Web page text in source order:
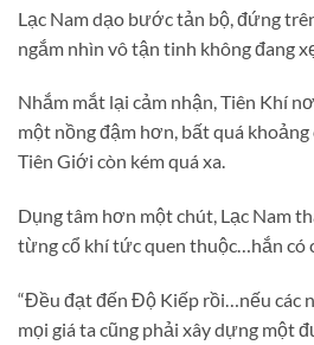
Lạc Nam dạo bước tản bộ, đứng
ngắm nhìn vô tận tinh không đang
Nhắm mắt lại cảm nhận, Tiên Khí
một nồng đậm hơn, bất quá
Tiên Giới còn kém quá xa.
Dụng tâm hơn một chút, Lạc Nam
từng cổ khí tức quen thuộc…hắn có
“Đều đạt đến Độ Kiếp rồi…nếu các
mọi giá ta cũng phải xây dựng một